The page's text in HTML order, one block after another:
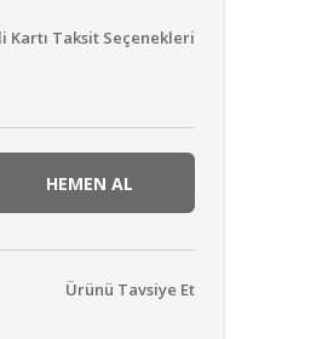
Kartı Taksit Seçenekleri
HEMEN AL
Ürünü Tavsiye Et